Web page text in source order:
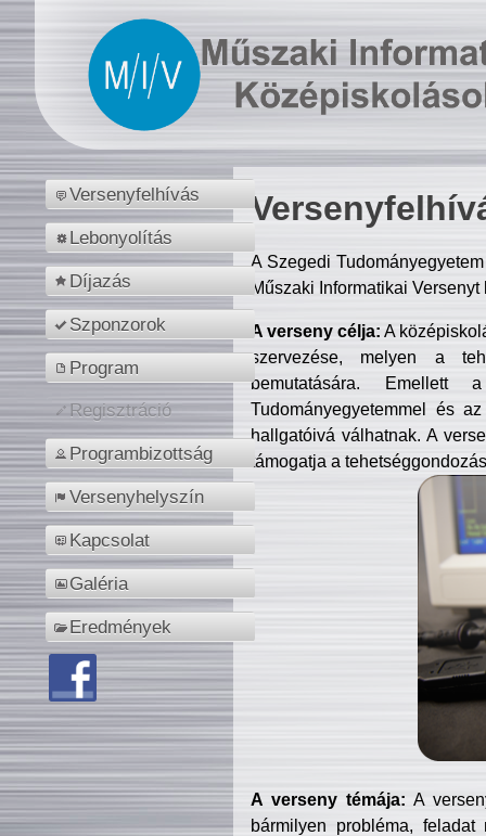
Versenyfelhívás
Lebonyolítás
Díjazás
Szponzorok
Program
Regisztráció
Programbizottság
Versenyhelyszín
Kapcsolat
Galéria
Eredmények
A Szegedi
Műszaki Informatikai
A verseny célja: A
szervezése, melyen a
bemutatására. Emellett
Tudományegyetemmel és
hallgatóivá válhatnak. A
támogatja a
A verseny témája: A
bármilyen probléma, feladat